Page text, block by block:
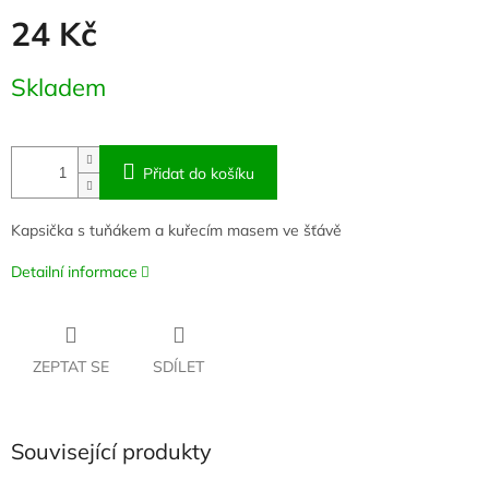
24 Kč
cena:
Skladem
Přidat do košíku
Kapsička s tuňákem a kuřecím masem ve šťávě
Detailní informace
ZEPTAT SE SDÍLET
Související produkty